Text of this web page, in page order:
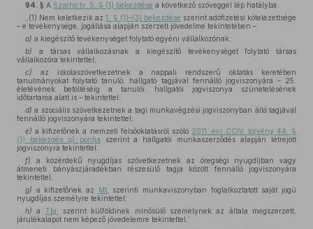
94. § A Szocho tv. 5. § (1) bekezdése a következő szöveggel lép hatályba:
„(1) Nem keletkezik az1. § (1)–(3) bekezdése szerint adófizetési kötelezettsége
– e tevékenysége, jogállása alapján szerzett jövedelme tekintetében –
a) a kiegészítő tevékenységet folytató egyéni vállalkozónak;
b) a társas vállalkozásnak a kiegészítő tevékenységet folytató társas
vállalkozóra tekintettel;
c) az iskolaszövetkezetnek a nappali rendszerű oktatás keretében
tanulmányokat folytató tanuló, hallgató tagjával fennálló jogviszonyára – 25.
életévének betöltéséig a tanulói, hallgatói jogviszonya szünetelésének
időtartama alatt is – tekintettel;
d) a szociális szövetkezetnek a tagi munkavégzési jogviszonyban álló tagjával
fennálló jogviszonyára tekintettel;
e) a kifizetőnek a nemzeti felsőoktatásról szóló 2011. évi CCIV. törvény 44. §
(1) bekezdés a) pontja szerint a hallgatói munkaszerződés alapján létrejött
jogviszonyra tekintettel;
f) a közérdekű nyugdíjas szövetkezetnek az öregségi nyugdíjban vagy
átmeneti bányászjáradékban részesülő tagja között fennálló jogviszonyára
tekintettel;
g) a kifizetőnek az Mt.
szerinti munkaviszonyban foglalkoztatott saját jogú
nyugdíjas személyre tekintettel;
h) a Tbj.
szerint külföldinek minősülő személynek az általa megszerzett,
járulékalapot nem képező jövedelemre tekintettel.”